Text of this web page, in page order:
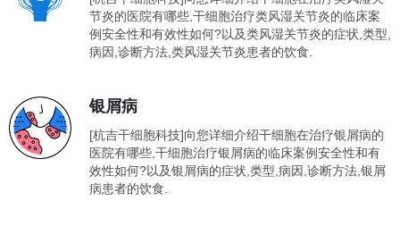
节炎的医院有哪些,干细胞治疗类风湿关节炎的临床案
例安全性和有效性如何?以及类风湿关节炎的症状,类型,
病因,诊断方法,类风湿关节炎患者的饮食.
银屑病
[杭吉干细胞科技]向您详细介绍干细胞在治疗银屑病的
医院有哪些,干细胞治疗银屑病的临床案例安全性和有
效性如何?以及银屑病的症状,类型,病因,诊断方法,银屑
病患者的饮食.